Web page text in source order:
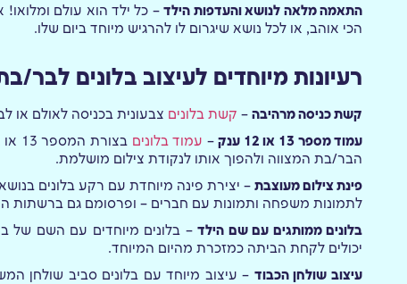
התאמה מלאה לנושא והעדפות הילד– כל ילד הוא עולם
הכי אוהב, או לכל נושא שיגרום לו להרגיש מיוחד ביום שלו.
רעיונות מיוחדים לעיצוב בלונים לבר/
קשת כניסה מרהיבה – קשת בלונים צבעונית בכניסה לאולם או
עמוד מספר 13 או 12 ענק
– עמוד בלונים
הבר/בת המצווה ולהפוך אותו לנקודת צילום מושלמת.
פינת צילום מעוצבת – יצירת פינה מיוחדת עם רקע בלונים
לתמונות משפחה ותמונות עם חברים – ופרסומם גם ברשתות
בלונים ממותגים עם שם הילד– בלונים מיוחדים עם השם של
יכולים לקחת הביתה כמזכרת מהיום המיוחד.
עיצוב שולחן הכבוד – עיצוב מיוחד עם בלונים סביב שולחן